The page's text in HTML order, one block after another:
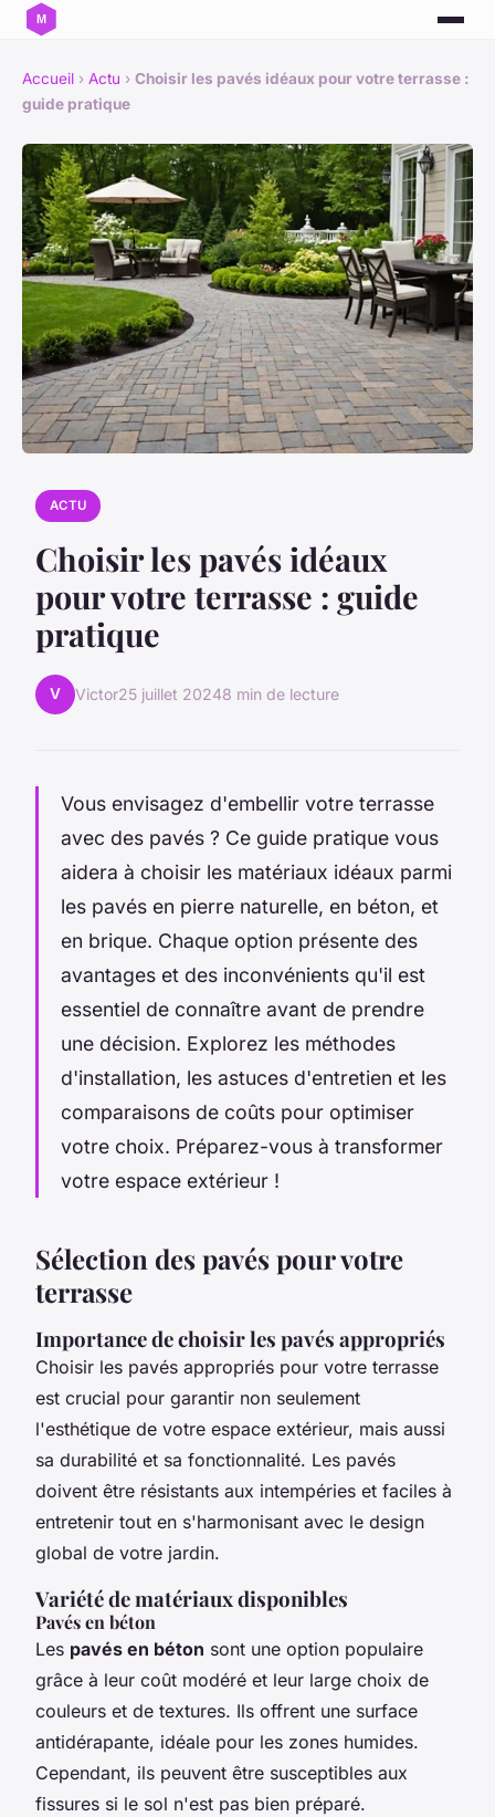
Accueil › Actu › Choisir les pavés idéaux pour votre terrasse :
guide pratique
ACTU
Choisir les pavés idéaux
pour votre terrasse : guide
pratique
V Victor25 juillet 20248 min de lecture
Vous envisagez d'embellir votre terrasse
avec des pavés ? Ce guide pratique vous
aidera à choisir les matériaux idéaux parmi
les pavés en pierre naturelle, en béton, et
en brique. Chaque option présente des
avantages et des inconvénients qu'il est
essentiel de connaître avant de prendre
une décision. Explorez les méthodes
d'installation, les astuces d'entretien et les
comparaisons de coûts pour optimiser
votre choix. Préparez-vous à transformer
votre espace extérieur !
Sélection des pavés pour votre
terrasse
Importance de choisir les pavés appropriés
Choisir les pavés appropriés pour votre terrasse
est crucial pour garantir non seulement
l'esthétique de votre espace extérieur, mais aussi
sa durabilité et sa fonctionnalité. Les pavés
doivent être résistants aux intempéries et faciles à
entretenir tout en s'harmonisant avec le design
global de votre jardin.
Variété de matériaux disponibles
Pavés en béton
Les pavés en béton sont une option populaire
grâce à leur coût modéré et leur large choix de
couleurs et de textures. Ils offrent une surface
antidérapante, idéale pour les zones humides.
Cependant, ils peuvent être susceptibles aux
fissures si le sol n'est pas bien préparé.